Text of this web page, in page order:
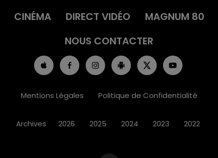
CINÉMA
DIRECT VIDÉO
MAGNUM 80
NOUS CONTACTER
Mentions Légales Politique de Confidentialité
Archives 2026 2025 2024 2023 2022